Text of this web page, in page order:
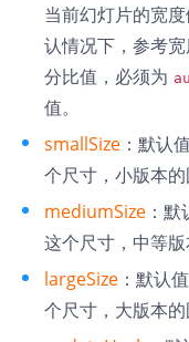
当前幻灯片的宽
认情况下，参考
分比值，必须为
值。
smallSize ：默认
个尺寸，小版本的
mediumSize ：默
这个尺寸，中等版
largeSize ：默认值
个尺寸，大版本的